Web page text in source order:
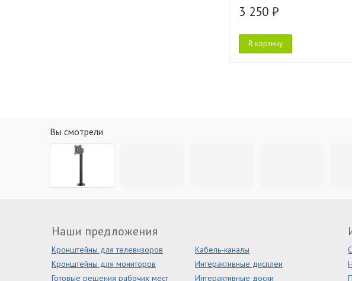
3 250 ₽
В корзину
Вы смотрели
Наши предложения
Кронштейны для телевизоров
Кронштейны для мониторов
Готовые решения рабочих мест
Кабель-каналы
Интерактивные дисплеи
Интерактивные доски